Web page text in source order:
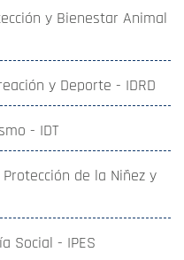
y Bienestar Animal
y Deporte - IDRD
- IDT
de la Niñez y
Social - IPES